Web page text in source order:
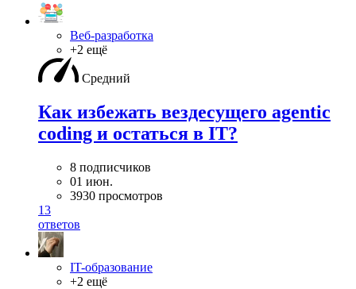
Веб-разработка
+2 ещё
Средний
Как избежать вездесущего agentic
coding и остаться в IT?
8 подписчиков
01 июн.
3930 просмотров
13
ответов
IT-образование
+2 ещё